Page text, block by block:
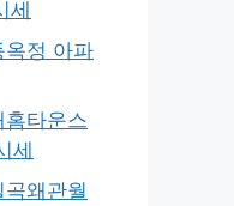
세
옥정 아파
타운스
세
왜관월